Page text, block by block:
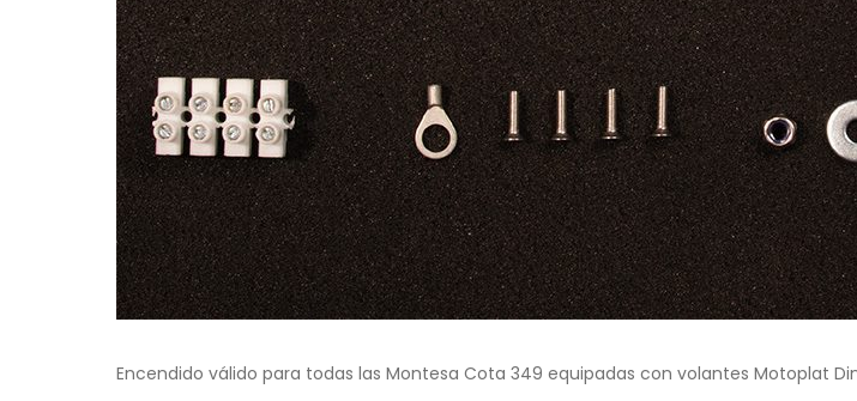
Encendido válido para todas las Montesa Cota 349 equipadas con volantes Motoplat